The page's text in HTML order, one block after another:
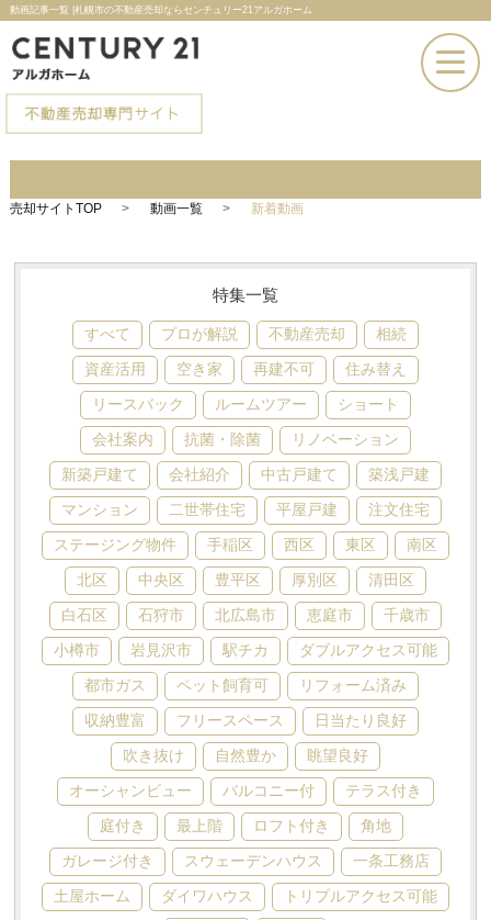
動画記事一覧 |札幌市の不動産売却ならセンチュリー21アルガホーム
お電話での問い合わせ
早く
売りたい
高く
売りたい
秘密に
売りたい
売った後も
住み続けたい
スタッフ紹介 会社概要
来店予約 お問い合わせ
売却サイトTOP 動画一覧 新着動画
特集一覧
すべて プロが解説 不動産売却
相続
資産活用
空き家 再建不可
住み替え
リースバック
ルームツアー
ショート
会社案内
抗菌・除菌
リノベーション
新築戸建て
会社紹介 中古戸建て
築浅戸建
マンション
二世帯住宅 平屋戸建
注文住宅
ステージング物件
手稲区 西区 東区
南区
北区
中央区 豊平区 厚別区
清田区
白石区
石狩市 北広島市 恵庭市
千歳市
小樽市
岩見沢市 駅チカ
ダブルアクセス可能
都市ガス
ペット飼育可
リフォーム済み
収納豊富
フリースペース
日当たり良好
吹き抜け
自然豊か
眺望良好
オーシャンビュー
バルコニー付
テラス付き
庭付き
最上階 ロフト付き
角地
ガレージ付き
スウェーデンハウス
一条工務店
土屋ホーム
ダイワハウス
トリプルアクセス可能